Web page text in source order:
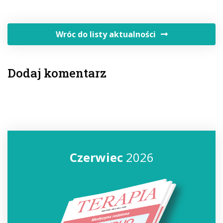
Wróc do listy aktualności
Dodaj komentarz
Czerwiec2026